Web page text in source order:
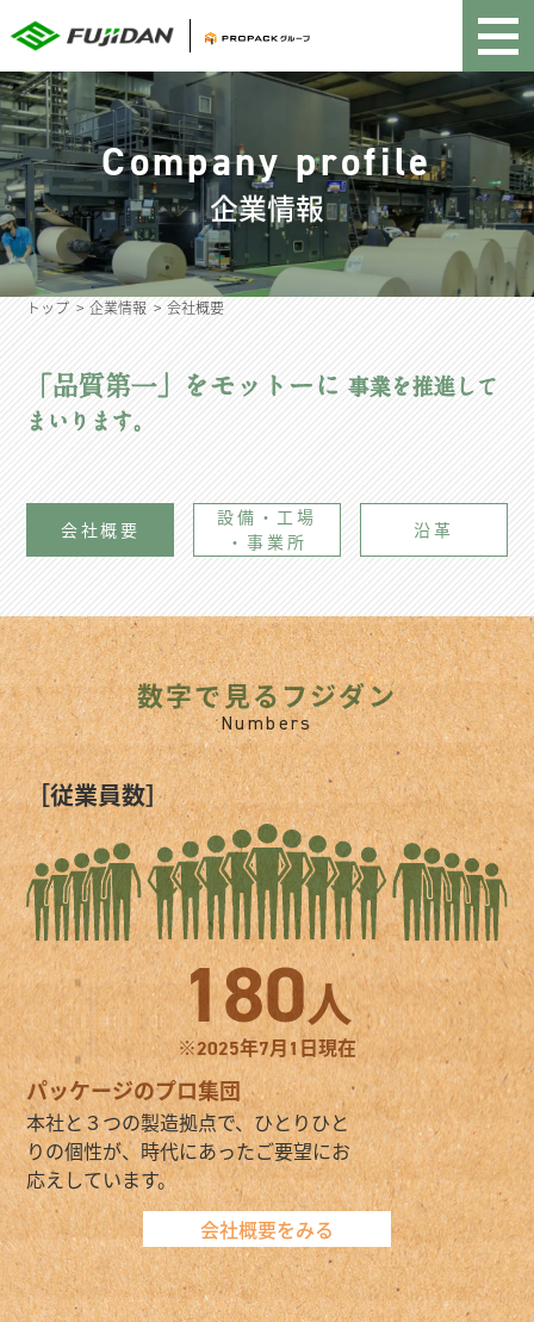
Company profile
企業情報
トップ > 企業情報 > 会社概要
「品質第一」をモットーに 事業を推進して
まいります。
会社概要
設備・工場
・事業所
沿革
数字で見るフジダン
Numbers
［従業員数］
180人
※2025年7月1日現在
パッケージのプロ集団
本社と３つの製造拠点で、ひとりひと
りの個性が、時代にあったご要望にお
応えしています。
会社概要をみる
フジダンの特長
製品紹介
エコ活動
私たちの想い
企業情報
お問い合わせ